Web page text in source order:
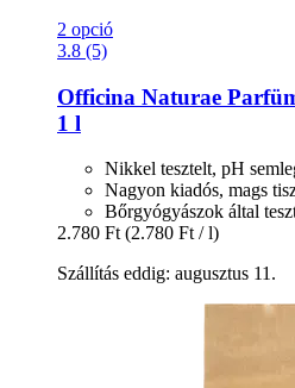
2 opció
3.8 (5)
Officina Naturae
1 l
Nikkel tesztelt, pH
Nagyon kiadós, mags
Bőrgyógyászok által
2.780 Ft (2.780 Ft / l)
Szállítás eddig: augusztus 11.